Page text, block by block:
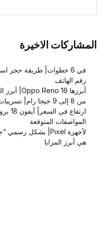
المشاركات الاخيرة
في 6 خطوات| طريقة حجز
رقم الهاتف
أبرزها Oppo Reno 16| أبرز الهواتف المرتقبة في يوليو 2026
من 8 إلى 9 جيجا رام| تسريبات آيفون 18 الأساسي
المواصفات المتوقعة
هي أبرز المزايا